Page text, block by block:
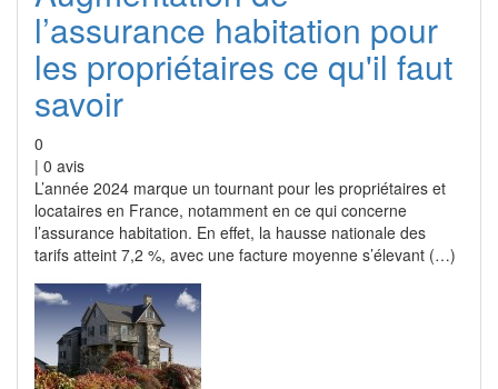
l’assurance habitation pour
les propriétaires ce qu'il faut
savoir
0
| 0 avis
L’année 2024 marque un tournant pour les propriétaires et
locataires en France, notamment en ce qui concerne
l’assurance habitation. En effet, la hausse nationale des
tarifs atteint 7,2 %, avec une facture moyenne s’élevant (…)